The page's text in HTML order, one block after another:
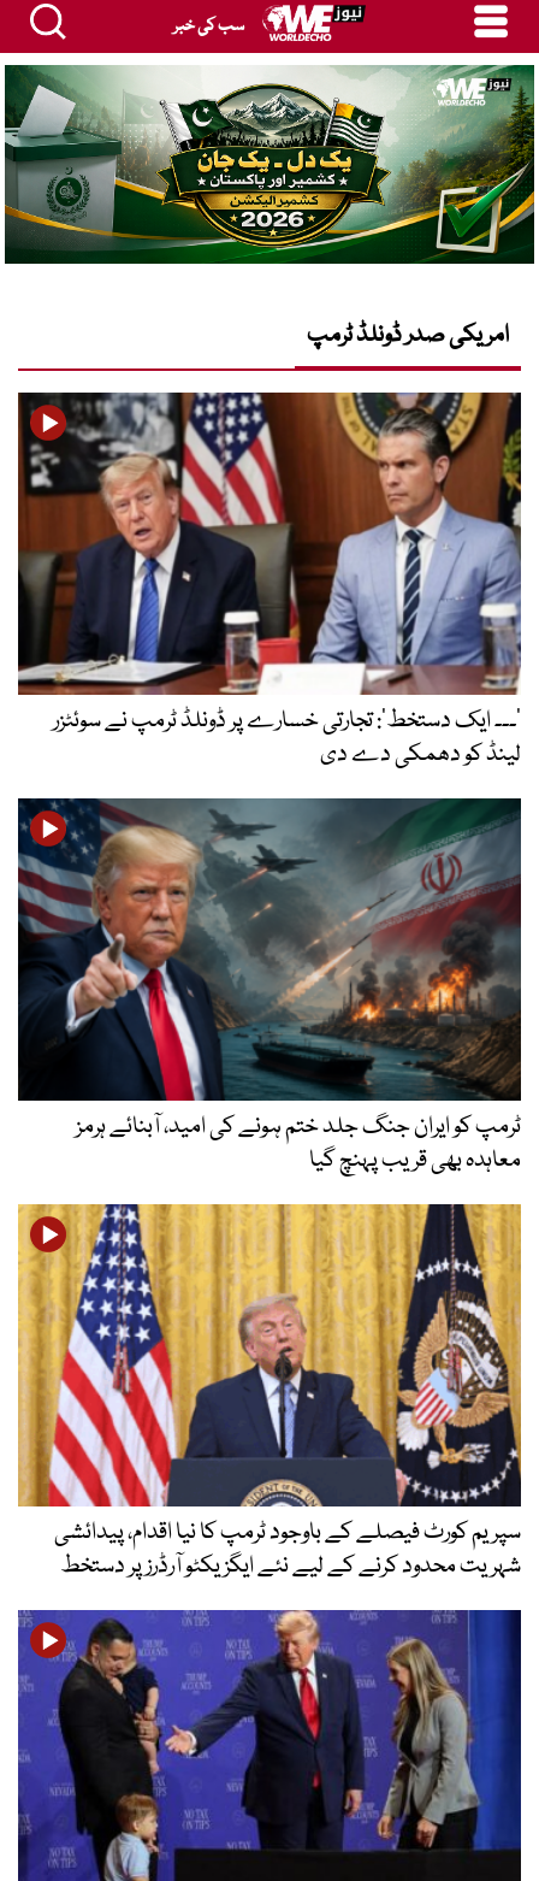
سب کی خبر
امریکی صدر ڈونلڈ ٹرمپ
’۔۔۔ ایک دستخط‘: تجارتی خسارے پر ڈونلڈ ٹرمپ نے سوئٹزر
لینڈ کو دھمکی دے دی
ٹرمپ کو ایران جنگ جلد ختم ہونے کی امید، آبنائے ہرمز
معاہدہ بھی قریب پہنچ گیا
سپریم کورٹ فیصلے کے باوجود ٹرمپ کا نیا اقدام، پیدائشی
شہریت محدود کرنے کے لیے نئے ایگزیکٹو آرڈرز پر دستخط